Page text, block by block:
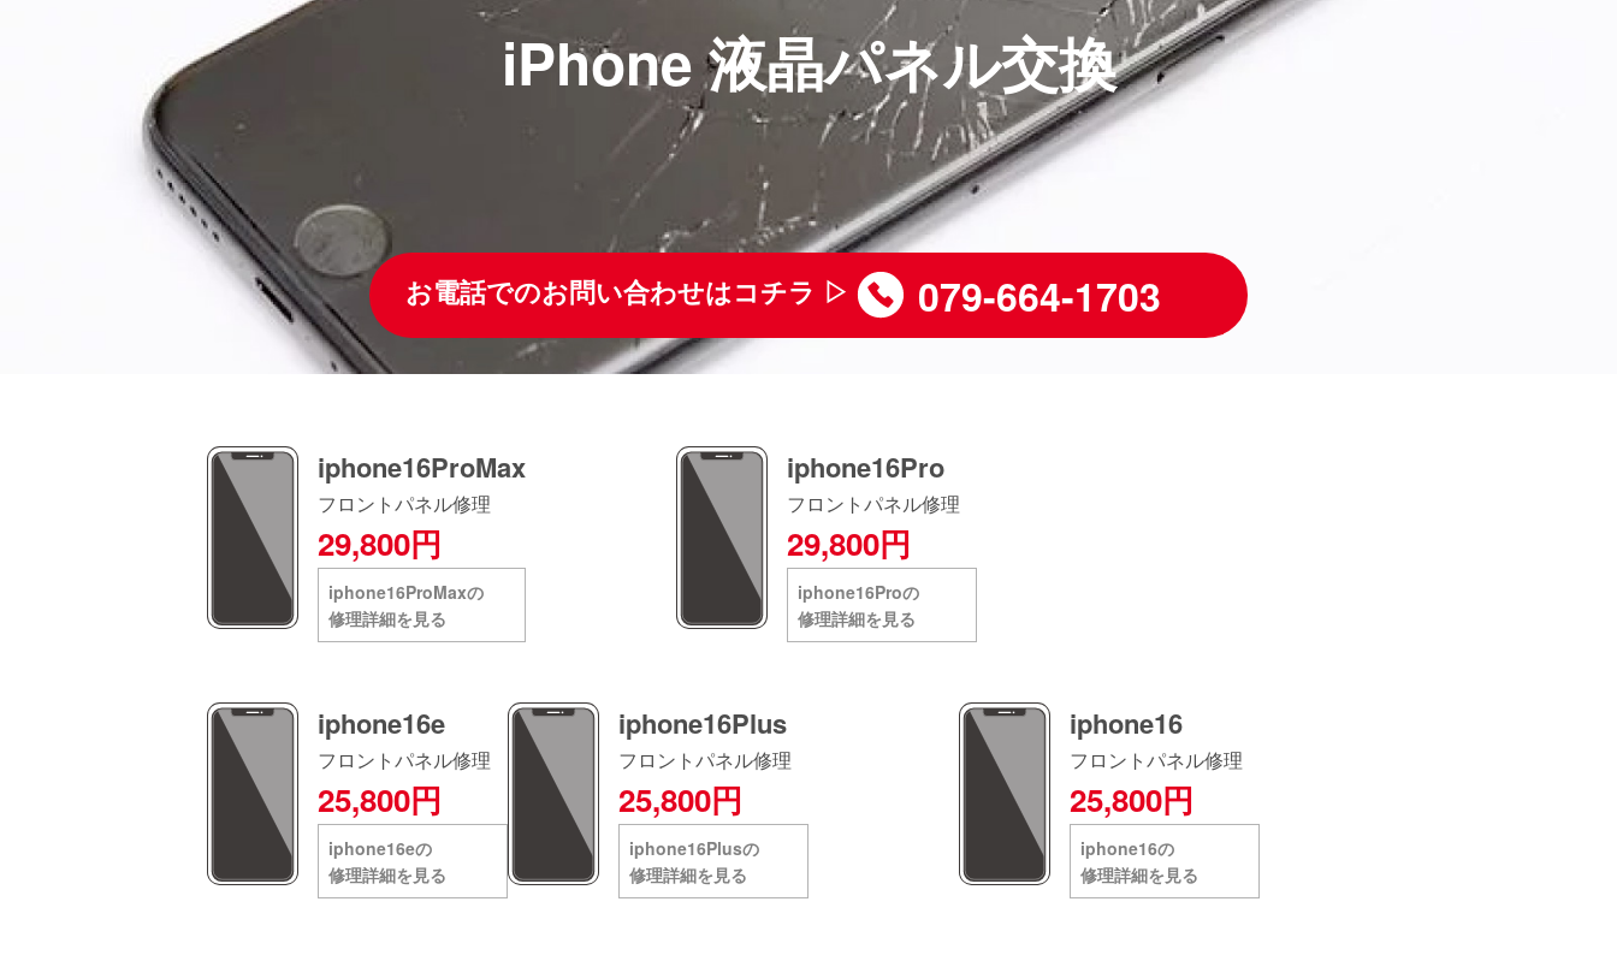
iPhone 液晶パネル交換
お電話でのお問い合わせはコチラ ▷ 079-664-1703
iphone16ProMax
フロントパネル修理
29,800円
iphone16ProMaxの
修理詳細を見る
iphone16Pro
フロントパネル修理
29,800円
iphone16Proの
修理詳細を見る
iphone16e
フロントパネル修理
25,800円
iphone16eの
修理詳細を見る
iphone16Plus
フロントパネル修理
25,800円
iphone16Plusの
修理詳細を見る
iphone16
フロントパネル修理
25,800円
iphone16の
修理詳細を見る